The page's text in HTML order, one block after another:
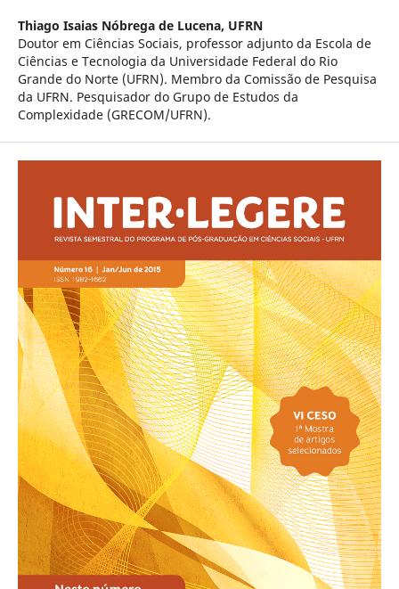
Thiago Isaias Nóbrega de Lucena, UFRN
Doutor em Ciências Sociais, professor adjunto da Escola de
Ciências e Tecnologia da Universidade Federal do Rio
Grande do Norte (UFRN). Membro da Comissão de Pesquisa
da UFRN. Pesquisador do Grupo de Estudos da
Complexidade (GRECOM/UFRN).